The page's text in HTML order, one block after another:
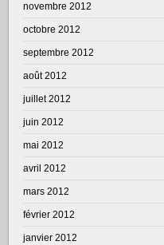
novembre 2012
octobre 2012
septembre 2012
août 2012
juillet 2012
juin 2012
mai 2012
avril 2012
mars 2012
février 2012
janvier 2012